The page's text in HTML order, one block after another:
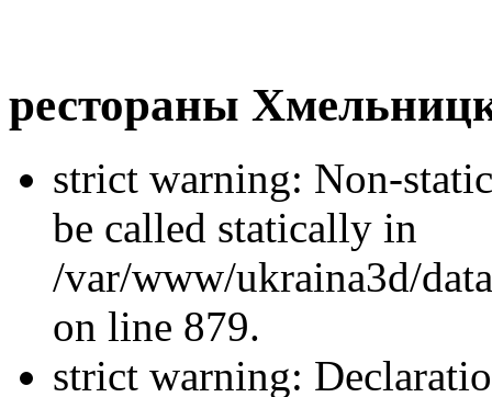
рестораны
strict warning: Non-
be called statically in
/var/www/ukraina3d/
on line 879.
strict warning: